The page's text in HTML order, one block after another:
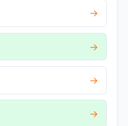
→
→
→
→